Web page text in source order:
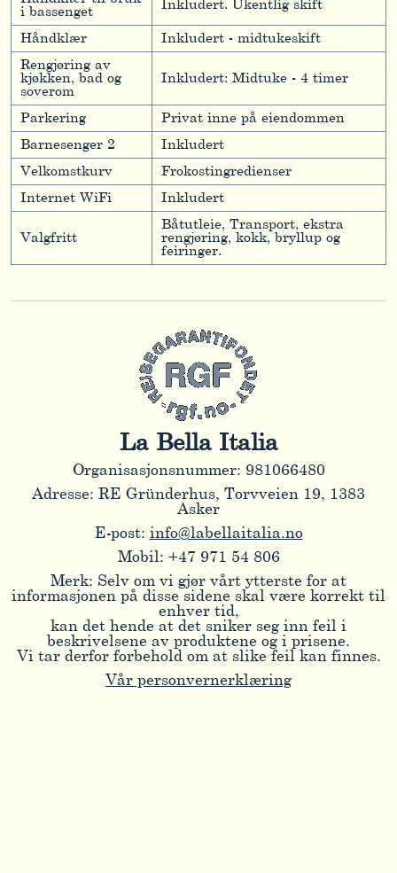
i bassenget
Inkludert. Ukentlig skift
Håndklær
Inkludert - midtukeskift
Rengjøring av
kjøkken, bad og
soverom
Inkludert: Midtuke - 4 timer
Parkering
Privat inne på eiendommen
Barnesenger 2
Inkludert
Velkomstkurv
Frokostingredienser
Internet WiFi
Inkludert
Valgfritt
Båtutleie, Transport, ekstra
rengjøring, kokk, bryllup og
feiringer.
La Bella Italia
Organisasjonsnummer: 981066480
Adresse: RE Gründerhus, Torvveien 19, 1383
Asker
E-post: info@labellaitalia.no
Mobil: +47 971 54 806
Merk: Selv om vi gjør vårt ytterste for at
informasjonen på disse sidene skal være korrekt til
enhver tid,
kan det hende at det sniker seg inn feil i
beskrivelsene av produktene og i prisene.
Vi tar derfor forbehold om at slike feil kan finnes.
Vår personvernerklæring